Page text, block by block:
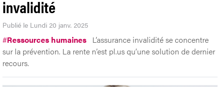
invalidité
Publié le Lundi 20 janv. 2025
#Ressources humaines L’assurance invalidité se concentre
sur la prévention. La rente n’est pl.us qu’une solution de dernier
recours.